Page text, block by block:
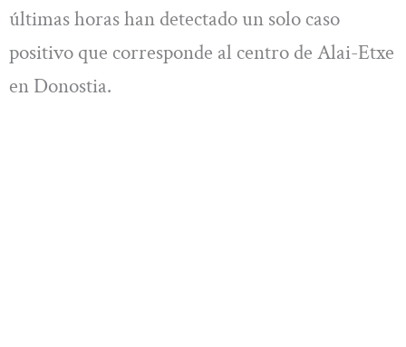
últimas horas han detectado un solo caso
positivo que corresponde al centro de Alai-Etxe
en Donostia.